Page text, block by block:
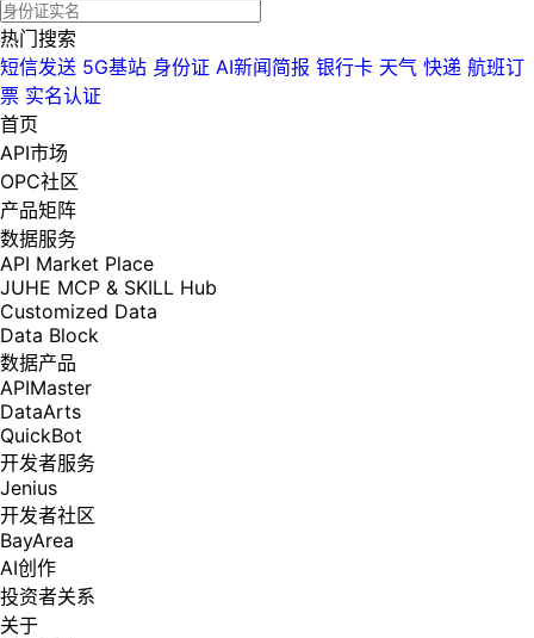
热门搜索
短信发送 5G基站 身份证 AI新闻简报 银行卡 天气 快递 航班订
票 实名认证
首页
API市场
OPC社区
产品矩阵
数据服务
API Market Place
JUHE MCP & SKILL Hub
Customized Data
Data Block
数据产品
APIMaster
DataArts
QuickBot
开发者服务
Jenius
开发者社区
BayArea
AI创作
投资者关系
关于